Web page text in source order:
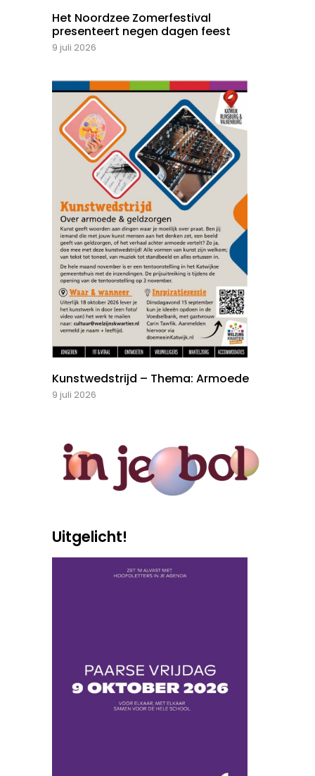
Het Noordzee Zomerfestival
presenteert negen dagen feest
9 juli 2026
Kunstwedstrijd – Thema: Armoede
9 juli 2026
Uitgelicht!